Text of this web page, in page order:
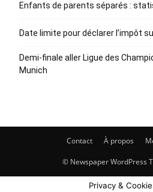
Enfants de parents séparés :
Date limite pour déclarer l’impôt
Demi-finale aller Ligue des
Munich
Contact À propos
© Newspaper WordPress
Privacy &